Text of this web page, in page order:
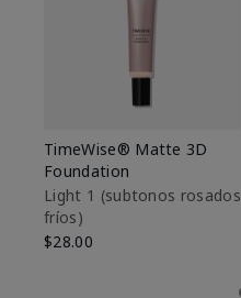
TimeWise® Matte 3D
Foundation
Light 1​ (subtonos rosados
fríos)
$28.00